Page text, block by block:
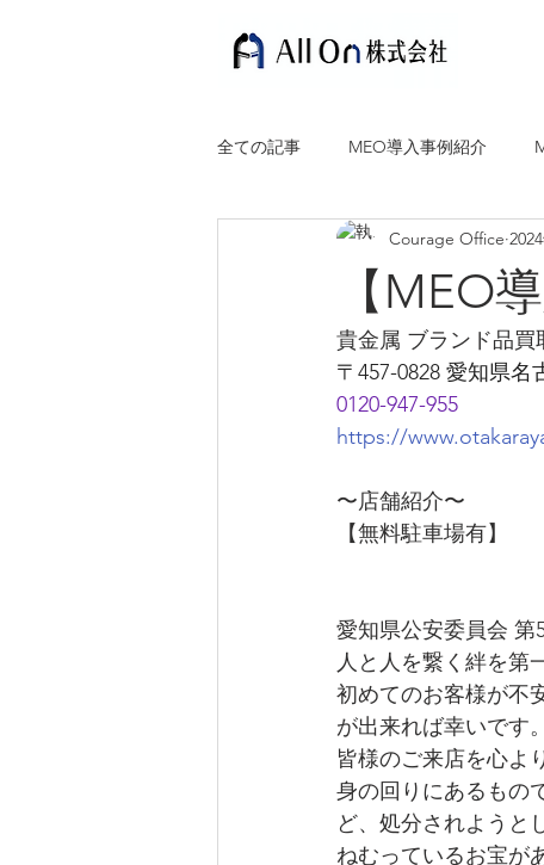
全ての記事 MEO導入事例紹介
【MEO
Courage Office
貴金属 ブランド品
〒457-0828 愛知県
0120-947-955
https://
〜店舗紹介〜
【無料駐車場有】
愛知県公安委員会 第
人と人を繋く絆を第
初めてのお客様が不
が出来れば幸いです。
皆様のご来店を心よ
身の回りにあるもの
ど、処分されようと
ねむっているお宝が